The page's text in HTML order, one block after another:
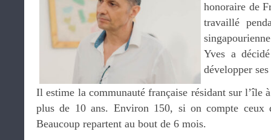
honoraire de
travaillé
Yves a
développer
Il estime la communauté française résidant sur l’île
plus de 10 ans. Environ 150, si on compte ceux
Beaucoup repartent au bout de 6 mois.